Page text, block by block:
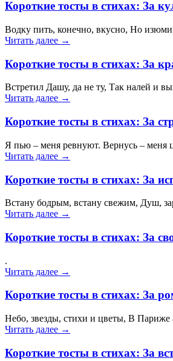
Короткие тосты в стихах: За
Водку пить, конечно, вкусно, Но
Читать далее →
Короткие тосты в стихах: За
Встретил Дашу, да не ту, Так налей и
Читать далее →
Короткие тосты в стихах: За
Я пью – меня ревнуют. Вернусь – меня
Читать далее →
Короткие тосты в стихах: За
Встану бодрым, встану свежим, Душ,
Читать далее →
Короткие тосты в стихах: За
.
Читать далее →
Короткие тосты в стихах: За
Небо, звезды, стихи и цветы, В Париже
Читать далее →
Короткие тосты в стихах: За